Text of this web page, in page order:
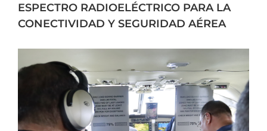
ESPECTRO RADIOELÉCTRICO PARA LA
CONECTIVIDAD Y SEGURIDAD AÉREA